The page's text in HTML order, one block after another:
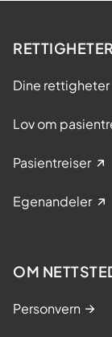
RETTIGHETER
Dine rettigheter
Lov om
Pasientreiser
Egenandeler
OM
Personvern